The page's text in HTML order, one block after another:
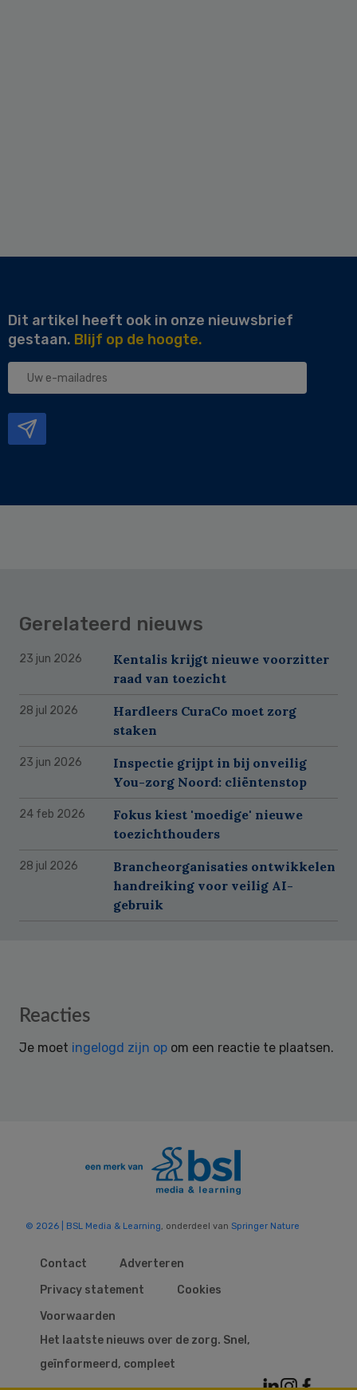
Dit artikel heeft ook in onze nieuwsbrief
gestaan. Blijf op de hoogte.
Uw
Gerelateerd nieuws
23 jun 2026
Kentalis krijgt nieuwe voorzitter
raad van toezicht
28 jul 2026
Hardleers CuraCo moet zorg
staken
23 jun 2026
Inspectie grijpt in bij onveilig
You-zorg Noord: cliëntenstop
24 feb 2026
Fokus kiest 'moedige' nieuwe
toezichthouders
28 jul 2026
Brancheorganisaties ontwikkelen
handreiking voor veilig AI-
gebruik
Reader
Reacties
Je moet ingelogd zijn op om een reactie te plaatsen.
© 2026 | BSL Media & Learning, onderdeel van Springer Nature
Contact
Adverteren
Privacy statement
Cookies
Voorwaarden
Het laatste nieuws over de zorg. Snel,
geïnformeerd, compleet